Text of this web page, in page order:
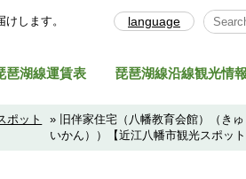
します。 language
琶湖線運賃表 琵琶湖線沿線観光情報
ポット
» 旧伴家住宅（八幡教育会館）（き
いかん））【近江八幡市観光スポット